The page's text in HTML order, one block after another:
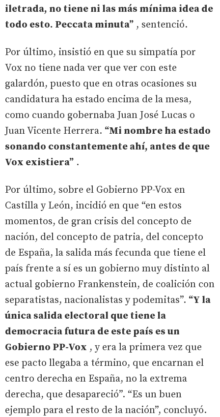
iletrada, no tiene ni las más mínima idea de
todo esto. Peccata minuta” , sentenció.
Por último, insistió en que su simpatía por
Vox no tiene nada ver que ver con este
galardón, puesto que en otras ocasiones su
candidatura ha estado encima de la mesa,
como cuando gobernaba Juan José Lucas o
Juan Vicente Herrera. “Mi nombre ha estado
sonando constantemente ahí, antes de que
Vox existiera” .
Por último, sobre el Gobierno PP-Vox en
Castilla y León, incidió en que “en estos
momentos, de gran crisis del concepto de
nación, del concepto de patria, del concepto
de España, la salida más fecunda que tiene el
país frente a sí es un gobierno muy distinto al
actual gobierno Frankenstein, de coalición con
separatistas, nacionalistas y podemitas”. “Y la
única salida electoral que tiene la
democracia futura de este país es un
Gobierno PP-Vox , y era la primera vez que
ese pacto llegaba a término, que encarnan el
centro derecha en España, no la extrema
derecha, que desapareció”. “Es un buen
ejemplo para el resto de la nación”, concluyó.